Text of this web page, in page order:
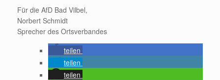
Für die AfD Bad Vilbel,
Norbert Schmidt
Sprecher des Ortsverbandes
teilen
teilen
teilen